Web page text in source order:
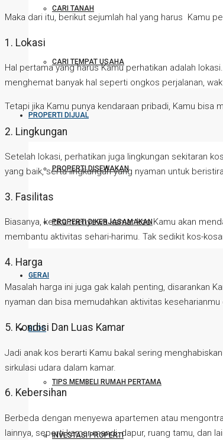
CARI TANAH
CARI TEMPAT USAHA
PROPERTI DIJUAL
PROPERTI DISEWAKAN
PROPERTI DIKERJASAMAKAN
GERAI
BLOG
TIPS MEMBELI RUMAH PERTAMA
INVESTASI PROPERTI
Maka dari itu, berikut sejumlah hal yang harus Kamu
1. Lokasi
Hal pertama yang harus Kamu perhatikan adalah
menghemat banyak hal seperti ongkos perjalanan,
Tetapi jika Kamu punya kendaraan pribadi, Kamu bisa
2. Lingkungan
Setelah lokasi, perhatikan juga lingkungan sekitaran
yang baik, serta lingkungan yang nyaman untuk
3. Fasilitas
Biasanya, ketika menyewa kamar kos Kamu akan
membantu aktivitas sehari-harimu. Tak sedikit kos-
4. Harga
Masalah harga ini juga gak kalah penting, disarankan
nyaman dan bisa memudahkan aktivitas
5. Kondisi Dan Luas Kamar
Jadi anak kos berarti Kamu bakal sering
sirkulasi udara dalam kamar.
6. Kebersihan
Berbeda dengan menyewa apartemen atau
lainnya, seperti kamar mandi, dapur, ruang tamu, dan